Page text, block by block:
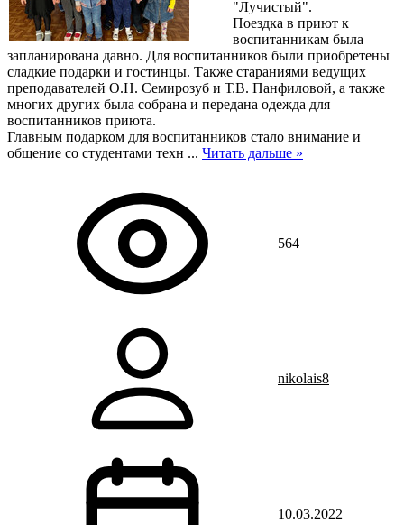
"Лучистый".
Поездка в приют к
воспитанникам была
запланирована давно. Для воспитанников были приобретены
сладкие подарки и гостинцы. Также стараниями ведущих
преподавателей О.Н. Семирозуб и Т.В. Панфиловой, а также
многих других была собрана и передана одежда для
воспитанников приюта.
Главным подарком для воспитанников стало внимание и
общение со студентами техн ... Читать дальше »
564
nikolais8
10.03.2022